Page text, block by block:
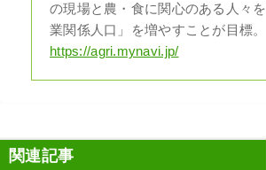
の現場と農・食に関心のある人々
業関係人口」を増やすことが目標。
https://agri.mynavi.jp/
関連記事